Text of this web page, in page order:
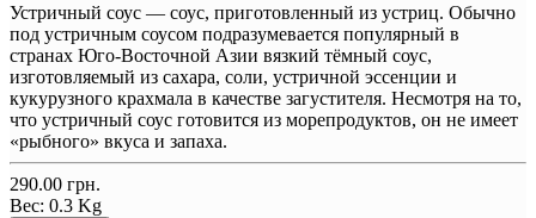
Устричный соус — соус, приготовленный из устриц. Обычно
под устричным соусом подразумевается популярный в
странах Юго-Восточной Азии вязкий тёмный соус,
изготовляемый из сахара, соли, устричной эссенции и
кукурузного крахмала в качестве загустителя. Несмотря на то,
что устричный соус готовится из морепродуктов, он не имеет
«рыбного» вкуса и запаха.
290.00 грн.
Вес: 0.3 Kg